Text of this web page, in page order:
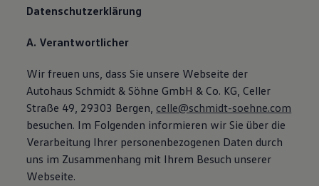
Datenschutzerklärung
A. Verantwortlicher
Wir freuen uns, dass Sie unsere Webseite der
Autohaus Schmidt & Söhne GmbH & Co. KG, Celler
Straße 49, 29303 Bergen, celle@schmidt-soehne.com
besuchen. Im Folgenden informieren wir Sie über die
Verarbeitung Ihrer personenbezogenen Daten durch
uns im Zusammenhang mit Ihrem Besuch unserer
Webseite.